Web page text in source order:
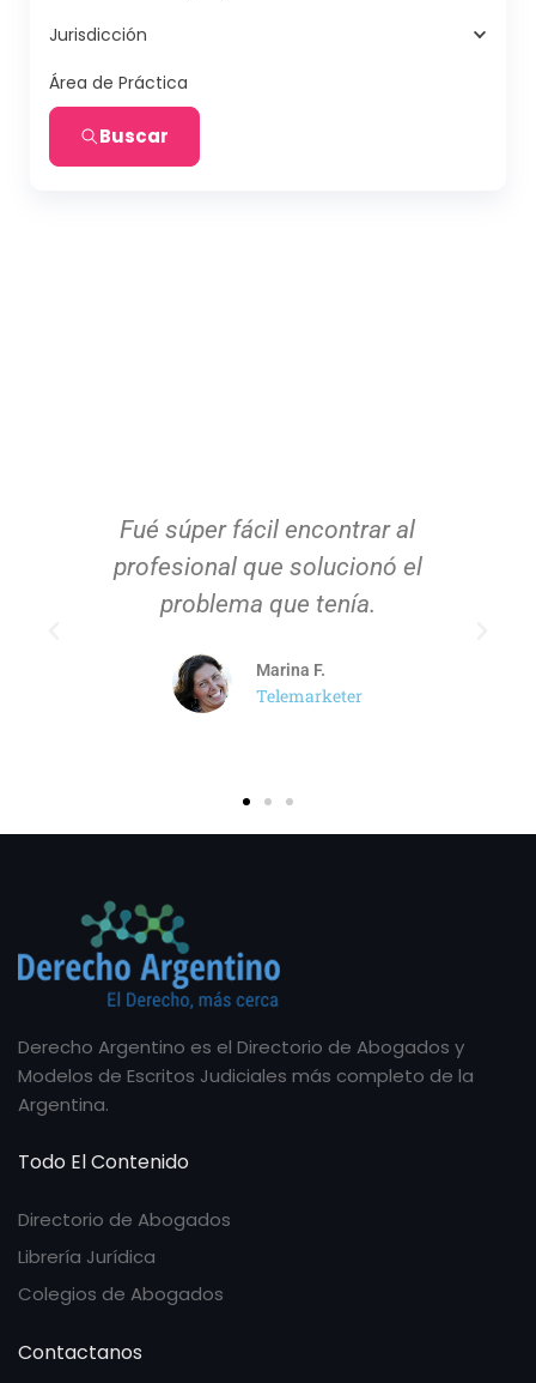
Jurisdicción
Área de Práctica
Buscar
Fué súper fácil encontrar al
profesional que solucionó el
problema que tenía.
Marina F.
Telemarketer
Derecho Argentino es el Directorio de Abogados y
Modelos de Escritos Judiciales más completo de la
Argentina.
Todo El Contenido
Directorio de Abogados
Librería Jurídica
Colegios de Abogados
Contactanos